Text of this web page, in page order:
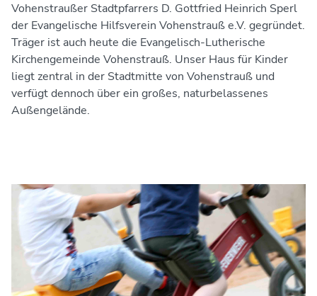
Vohenstraußer Stadtpfarrers D. Gottfried Heinrich Sperl
der Evangelische Hilfsverein Vohenstrauß e.V. gegründet.
Träger ist auch heute die Evangelisch-Lutherische
Kirchengemeinde Vohenstrauß. Unser Haus für Kinder
liegt zentral in der Stadtmitte von Vohenstrauß und
verfügt dennoch über ein großes, naturbelassenes
Außengelände.